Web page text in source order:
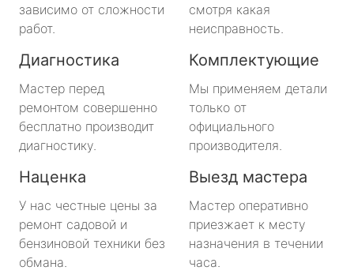
зависимо от сложности
работ.
смотря какая
неисправность.
Диагностика
Мастер перед
ремонтом совершенно
бесплатно производит
диагностику.
Комплектующие
Мы применяем детали
только от
официального
производителя.
Наценка
У нас честные цены за
ремонт садовой и
бензиновой техники без
обмана.
Выезд мастера
Мастер оперативно
приезжает к месту
назначения в течении
часа.